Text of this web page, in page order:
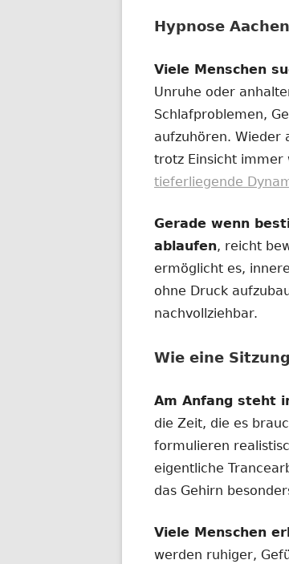
Hypnose
Viele Menschen
Unruhe oder
Schlafproblemen,
aufzuhören. Wieder
trotz Einsicht immer
tieferliegende
Gerade wenn
ablaufen, reicht
ermöglicht es,
ohne Druck
nachvollziehbar.
Wie eine
Am Anfang steht
die Zeit, die es
formulieren
eigentliche
das Gehirn
Viele Menschen
werden ruhiger,